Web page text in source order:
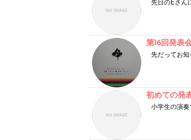
先日のEさん
第16回発表
先だってお
初めての発
小学生の演